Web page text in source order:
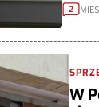
2
W